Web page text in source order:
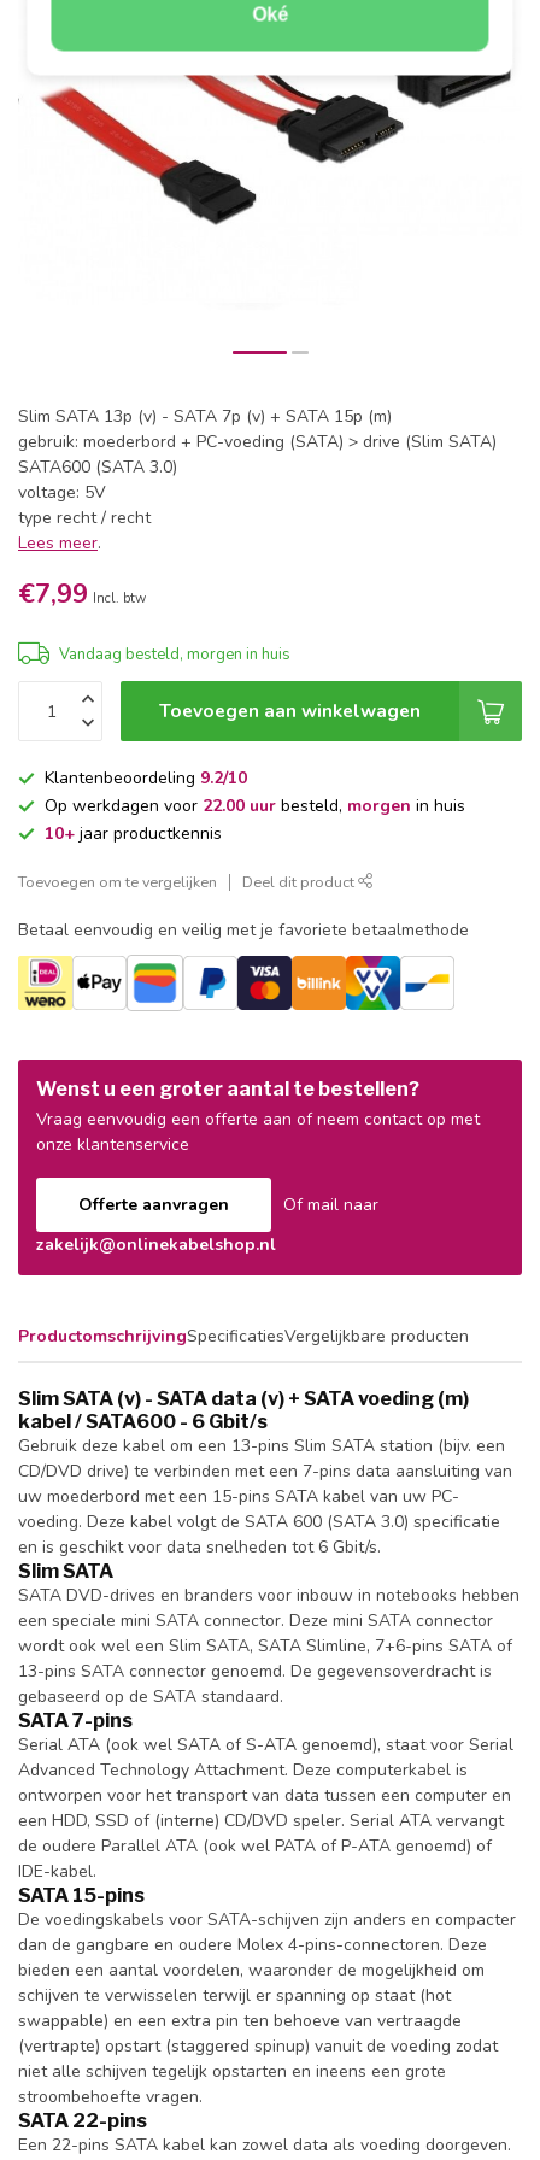
Oké
Slim SATA 13p (v) - SATA 7p (v) + SATA 15p (m)
gebruik: moederbord + PC-voeding (SATA) > drive (Slim SATA)
SATA600 (SATA 3.0)
voltage: 5V
type recht / recht
Lees meer.
€7,99 Incl. btw
Vandaag besteld, morgen in huis
Toevoegen aan winkelwagen
Klantenbeoordeling 9.2/10
Op werkdagen voor 22.00 uur besteld, morgen in huis
10+ jaar productkennis
Toevoegen om te vergelijken Deel dit product
Betaal eenvoudig en veilig met je favoriete betaalmethode
Wenst u een groter aantal te bestellen?
Vraag eenvoudig een offerte aan of neem contact op met
onze klantenservice
Offerte aanvragen
Of mail naar
zakelijk@onlinekabelshop.nl
ProductomschrijvingSpecificatiesVergelijkbare producten
Slim SATA (v) - SATA data (v) + SATA voeding (m)
kabel / SATA600 - 6 Gbit/s
Gebruik deze kabel om een 13-pins Slim SATA station (bijv. een
CD/DVD drive) te verbinden met een 7-pins data aansluiting van
uw moederbord met een 15-pins SATA kabel van uw PC-
voeding. Deze kabel volgt de SATA 600 (SATA 3.0) specificatie
en is geschikt voor data snelheden tot 6 Gbit/s.
Slim SATA
SATA DVD-drives en branders voor inbouw in notebooks hebben
een speciale mini SATA connector. Deze mini SATA connector
wordt ook wel een Slim SATA, SATA Slimline, 7+6-pins SATA of
13-pins SATA connector genoemd. De gegevensoverdracht is
gebaseerd op de SATA standaard.
SATA 7-pins
Serial ATA (ook wel SATA of S-ATA genoemd), staat voor Serial
Advanced Technology Attachment. Deze computerkabel is
ontworpen voor het transport van data tussen een computer en
een HDD, SSD of (interne) CD/DVD speler. Serial ATA vervangt
de oudere Parallel ATA (ook wel PATA of P-ATA genoemd) of
IDE-kabel.
SATA 15-pins
De voedingskabels voor SATA-schijven zijn anders en compacter
dan de gangbare en oudere Molex 4-pins-connectoren. Deze
bieden een aantal voordelen, waaronder de mogelijkheid om
schijven te verwisselen terwijl er spanning op staat (hot
swappable) en een extra pin ten behoeve van vertraagde
(vertrapte) opstart (staggered spinup) vanuit de voeding zodat
niet alle schijven tegelijk opstarten en ineens een grote
stroombehoefte vragen.
SATA 22-pins
Een 22-pins SATA kabel kan zowel data als voeding doorgeven.